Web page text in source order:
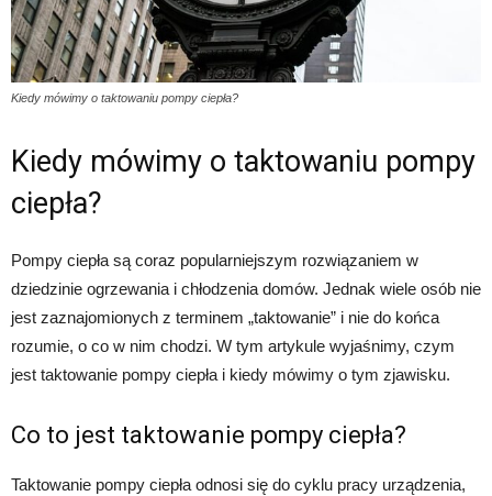
Kiedy mówimy o taktowaniu pompy ciepła?
Kiedy mówimy o taktowaniu pompy
ciepła?
Pompy ciepła są coraz popularniejszym rozwiązaniem w
dziedzinie ogrzewania i chłodzenia domów. Jednak wiele osób nie
jest zaznajomionych z terminem „taktowanie” i nie do końca
rozumie, o co w nim chodzi. W tym artykule wyjaśnimy, czym
jest taktowanie pompy ciepła i kiedy mówimy o tym zjawisku.
Co to jest taktowanie pompy ciepła?
Taktowanie pompy ciepła odnosi się do cyklu pracy urządzenia,